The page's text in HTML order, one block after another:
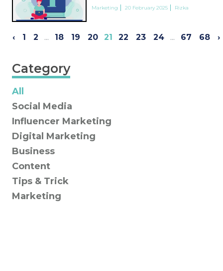
Marketing 20 February 2025 Rizka
‹ 1 2 ... 18 19 20 21 22 23 24 ... 67 68 ›
Category
All
Social Media
Influencer Marketing
Digital Marketing
Business
Content
Tips & Trick
Marketing